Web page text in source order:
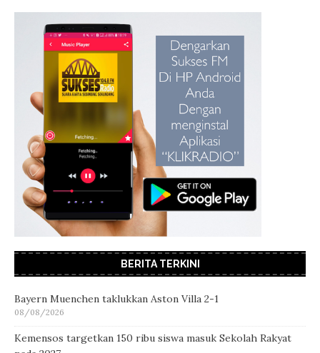
BERITA TERKINI
Bayern Muenchen taklukkan Aston Villa 2-1
08/08/2026
Kemensos targetkan 150 ribu siswa masuk Sekolah Rakyat